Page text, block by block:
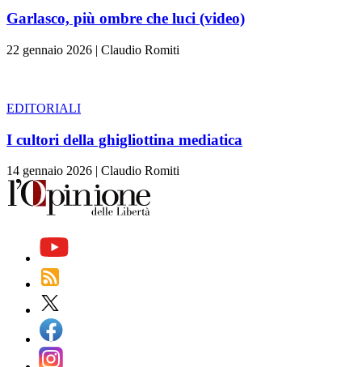
Garlasco, più ombre che luci (video)
22 gennaio 2026 | Claudio Romiti
EDITORIALI
I cultori della ghigliottina mediatica
14 gennaio 2026 | Claudio Romiti